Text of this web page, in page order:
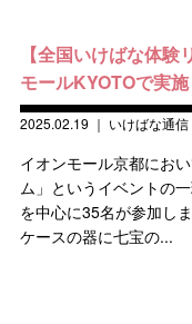
【全国いけばな体
モールKYOTOで実施
2025.02.19 ｜ いけばな通信
イオンモール京都にお
ム」というイベントの
を中心に35名が参加し
ケースの器に七宝の...